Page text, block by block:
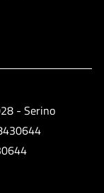
- Serino